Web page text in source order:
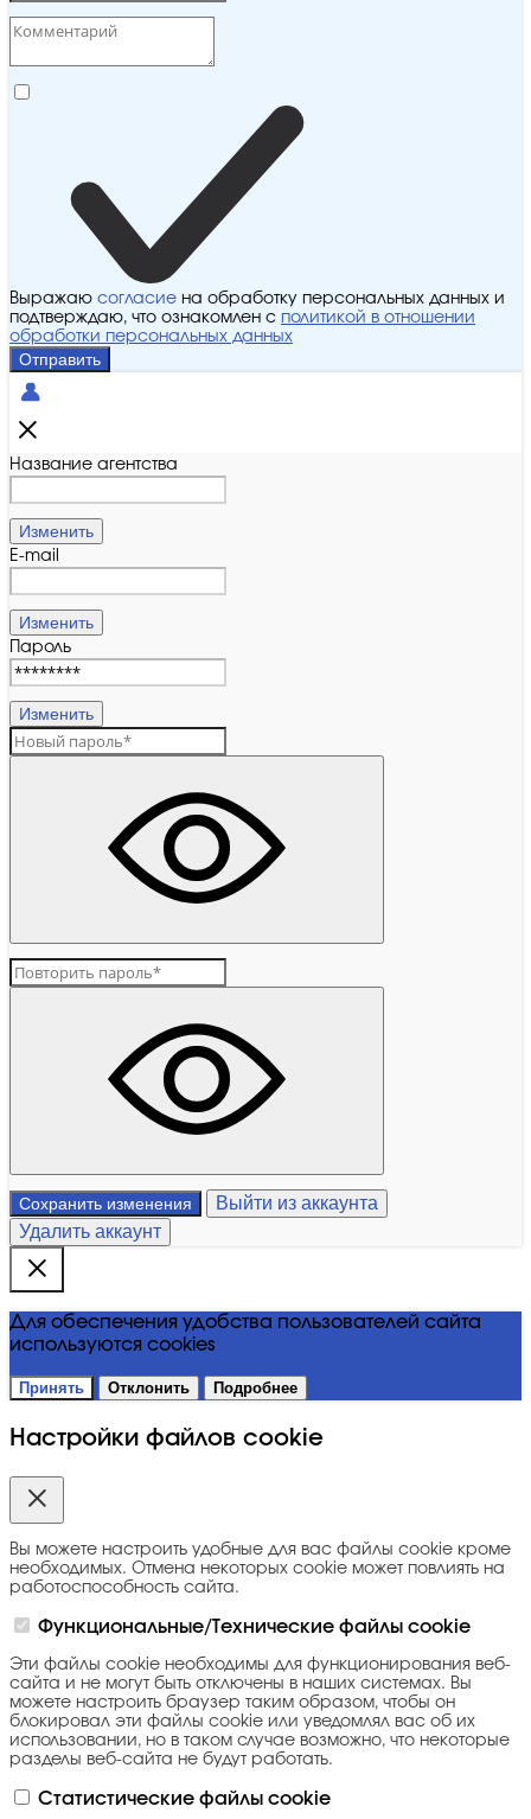
Выражаю согласие на обработку персональных данных и
подтверждаю, что ознакомлен с политикой в отношении
обработки персональных данных
Отправить
Название агентства
Изменить
E-mail
Изменить
Пароль
Изменить
Сохранить изменения
Выйти из аккаунта
Удалить аккаунт
Для обеспечения удобства пользователей сайта
используются cookies
Принять Отклонить Подробнее
Настройки файлов cookie
Вы можете настроить удобные для вас файлы cookie кроме
необходимых. Отмена некоторых cookie может повлиять на
работоспособность сайта.
Функциональные/Технические файлы cookie
Эти файлы cookie необходимы для функционирования веб-
сайта и не могут быть отключены в наших системах. Вы
можете настроить браузер таким образом, чтобы он
блокировал эти файлы cookie или уведомлял вас об их
использовании, но в таком случае возможно, что некоторые
разделы веб-сайта не будут работать.
Статистические файлы cookie